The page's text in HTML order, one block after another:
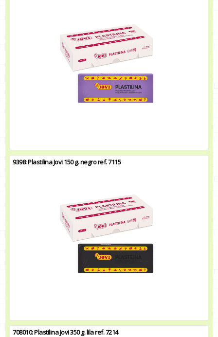
9398: Plastilina Jovi 150 g. negro ref. 7115
708010: Plastilina Jovi 350 g. lila ref. 7214